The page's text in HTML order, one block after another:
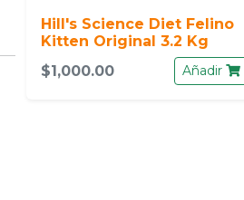
Hill's Science Diet Felino
Kitten Original 3.2 Kg
$1,000.00
Añadir